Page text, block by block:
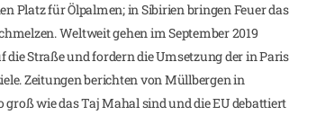
Platz für Ölpalmen; in Sibirien bringen Feuer das
Weltweit gehen im September 2019
die Straße und fordern die Umsetzung der in Paris
Zeitungen berichten von Müllbergen in
groß wie das Taj Mahal sind und die EU debattiert